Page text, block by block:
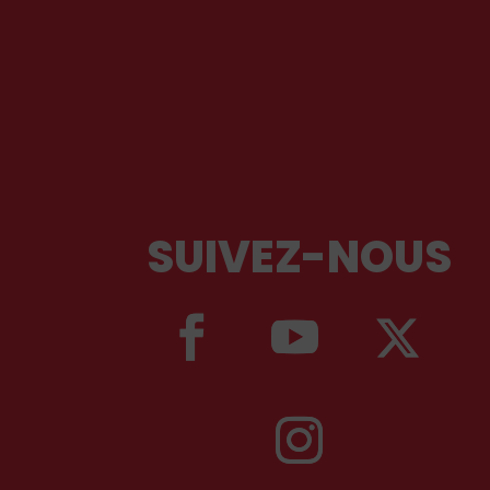
SUIVEZ-NOUS